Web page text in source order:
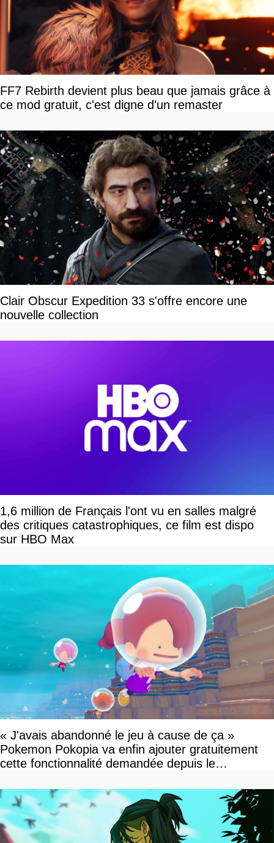
FF7 Rebirth devient plus beau que jamais grâce à
ce mod gratuit, c'est digne d'un remaster
Clair Obscur Expedition 33 s'offre encore une
nouvelle collection
1,6 million de Français l'ont vu en salles malgré
des critiques catastrophiques, ce film est dispo
sur HBO Max
« J'avais abandonné le jeu à cause de ça »
Pokemon Pokopia va enfin ajouter gratuitement
cette fonctionnalité demandée depuis le